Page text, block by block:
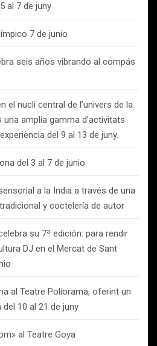
al 7 de juny
7 de junio
seis años vibrando al compás
el nucli central de l’univers de la
amplia gamma d’activitats
del 9 al 13 de juny.
del 3 al 7 de junio
a la India a través de una
y coctelería de autor
su 7ª edición: para rendir
DJ en el Mercat de Sant
al Teatre Poliorama, oferint un
10 al 21 de juny
al Teatre Goya